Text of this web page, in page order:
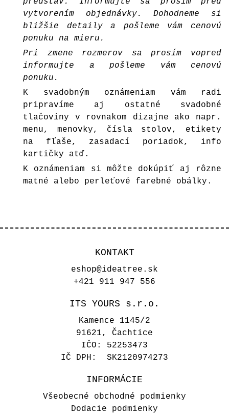
vytvorením objednávky. Dohodneme si
bližšie detaily a pošleme vám cenovú
ponuku na mieru.
Pri zmene rozmerov sa prosím vopred
informujte a pošleme vám cenovú
ponuku.
K svadobným oznámeniam vám radi
pripravíme aj ostatné svadobné
tlačoviny v rovnakom dizajne ako napr.
menu, menovky, čísla stolov, etikety
na fľaše, zasadací poriadok, info
kartičky atď.
K oznámeniam si môžte dokúpiť aj rôzne
matné alebo perleťové farebné obálky .
KONTAKT
eshop@ideatree.sk
+421 911 947 556
ITS YOURS s.r.o.
Kamence 1145/2
91621, Čachtice
IČO: 52253473
IČ DPH: SK2120974273
INFORMÁCIE
Všeobecné obchodné podmienky
Dodacie podmienky